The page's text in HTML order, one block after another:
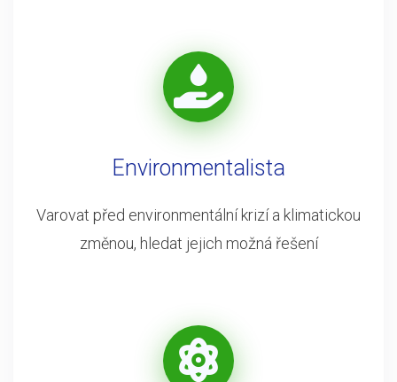
Environmentalista
Varovat před environmentální krizí a klimatickou
změnou, hledat jejich možná řešení